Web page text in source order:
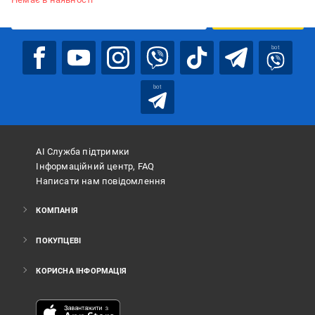
bot
bot
АІ Служба підтримки
Інформаційний центр, FAQ
Написати нам повідомлення
КОМПАНІЯ
ПОКУПЦЕВІ
КОРИСНА ІНФОРМАЦІЯ